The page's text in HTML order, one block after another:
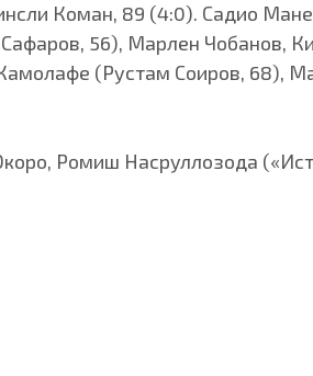
Коман, 89 (4:0). Садио
56), Марлен Чобанов,
(Рустам Соиров, 68),
Ромиш Насруллозода